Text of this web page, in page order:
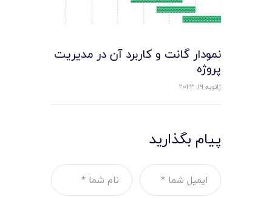
نمودار گانت و کاربرد آن در مدیریت
پروژه
ژانویه 19, 2023
پیام بگذارید